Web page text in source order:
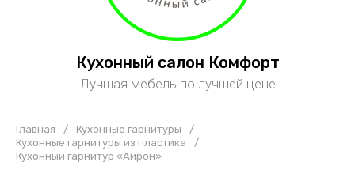
Кухонный салон Комфорт
Лучшая мебель по лучшей цене
Главная / Кухонные гарнитуры
/
Кухонные гарнитуры из пластика
/
Кухонный гарнитур «Айрон»